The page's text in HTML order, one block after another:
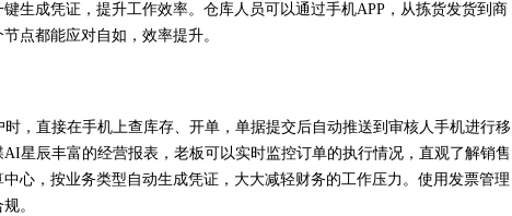
生成凭证，提升工作效率。仓库人员可以通过手机APP，从拣货发货到商
点都能应对自如，效率提升。
，直接在手机上查库存、开单，单据提交后自动推送到审核人手机进行移
星辰丰富的经营报表，老板可以实时监控订单的执行情况，直观了解销售
心，按业务类型自动生成凭证，大大减轻财务的工作压力。使用发票管理
。